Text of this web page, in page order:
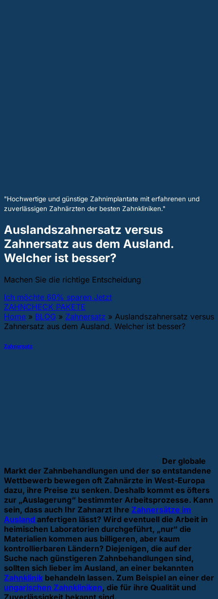
"Hochwertige und günstige Zahnimplantate mit erfahrenen und
zuverlässigen Zahnärzten der besten Zahnkliniken."
Auslandszahnersatz versus
Zahnersatz aus dem Ausland.
Welcher ist besser?
Machen Sie die richtige Entscheidung
Ich möchte 60% sparen Jetzt
ZAHNCHECK PAKETE
Home » BLOG » Zahnersatz » Auslandszahnersatz versus
Zahnersatz aus dem Ausland. Welcher ist besser?
Zahnersatz
Der globale
Markt der Zahnbehandlungen und der so entstandene
Wettbewerb bewegen oft Zahnärzte in West-Europa
dazu, ihre Preise zu senken. Deshalb kommt es öfters
zur „Auslagerung“ bestimmter Arbeitsprozesse. Kann
sein, dass auch Ihr Zahnarzt Ihre Zahnersätze im
Ausland anfertigen lässt? Wird eventuell die Arbeit in
heimischen Laboratorien durchgeführt, „nur“ die
Materialien kommen aus billigeren, aber kaum
kontrollierbaren Ländern? Diejenigen, die auf der
Suche nach günstigeren Zahnbehandlungen sind,
sollten sich lieber im Ausland, an einer bekannten
Zahnklinik behandeln lassen. Zum Beispiel an einer der
ungarischen Zahnkliniken, die für ihre Qualität und
Zuverlässigkeit bekannt sind.